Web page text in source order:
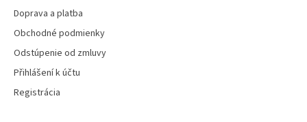
Doprava a platba
Obchodné podmienky
Odstúpenie od zmluvy
Přihlášení k účtu
Registrácia